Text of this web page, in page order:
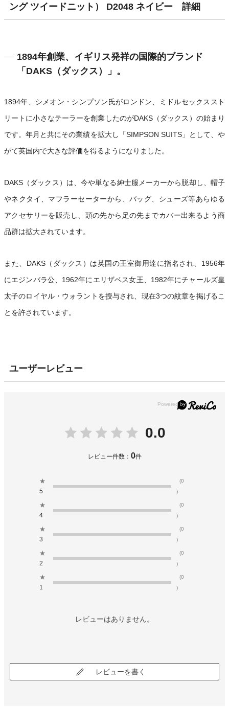
ング ツイードニット） D2048 ネイビー 詳細
1894年創業、イギリス発祥の国際的ブランド
「DAKS（ダックス）」。
1894年、シメオン・シンプソン氏がロンドン、ミドルセックススト
リートに小さなテーラーを創業したのがDAKS（ダックス）の始まり
です。年月と共にその業績を拡大し「SIMPSON SUITS」として、や
がて英国内で大きな評価を得るようになりました。
DAKS（ダックス）は、今や単なる紳士服メーカーから脱却し、帽子
やネクタイ、マフラーセーターから、バッグ、シューズ等あらゆる
アクセサリーを販売し、頭の先から足の先までカバー出来るよう商
品群は拡大されています。
また、DAKS（ダックス）は英国の王室御用達に指名され、1956年
にエジンバラ公、1962年にエリザベス女王、1982年にチャールズ皇
太子のロイヤル・ウォラントを授与され、現在3つの紋章を掲げるこ
とを許されています。
ユーザーレビュー
0.0
レビュー件数： 0件
★
5
(0
)
★
4
(0
)
★
3
(0
)
★
2
(0
)
★
1
(0
)
レビューはありません。
レビューを書く